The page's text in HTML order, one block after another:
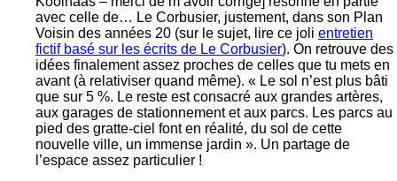
avec celle de… Le Corbusier, justement, dans son Plan
Voisin des années 20 (sur le sujet, lire ce joli entretien
fictif basé sur les écrits de Le Corbusier). On retrouve des
idées finalement assez proches de celles que tu mets en
avant (à relativiser quand même). « Le sol n’est plus bâti
que sur 5 %. Le reste est consacré aux grandes artères,
aux garages de stationnement et aux parcs. Les parcs au
pied des gratte-ciel font en réalité, du sol de cette
nouvelle ville, un immense jardin ». Un partage de
l’espace assez particulier !